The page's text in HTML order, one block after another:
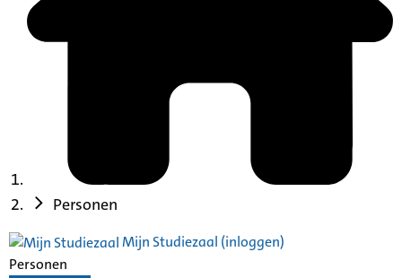
Personen
Mijn Studiezaal (inloggen)
Personen